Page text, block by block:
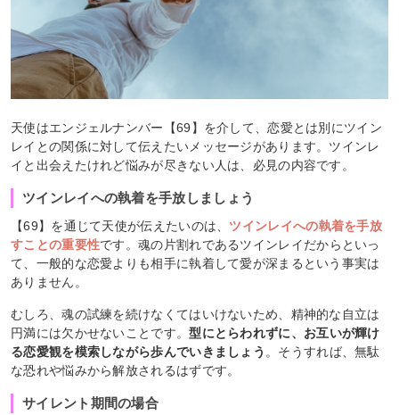
天使はエンジェルナンバー【69】を介して、恋愛とは別にツイン
レイとの関係に対して伝えたいメッセージがあります。ツインレ
イと出会えたけれど悩みが尽きない人は、必見の内容です。
ツインレイへの執着を手放しましょう
【69】を通じて天使が伝えたいのは、 ツインレイへの執着を手放
すことの重要性です。魂の片割れであるツインレイだからといっ
て、一般的な恋愛よりも相手に執着して愛が深まるという事実は
ありません。
むしろ、魂の試練を続けなくてはいけないため、精神的な自立は
円満には欠かせないことです。型にとらわれずに、お互いが輝け
る恋愛観を模索しながら歩んでいきましょう 。そうすれば、無駄
な恐れや悩みから解放されるはずです。
サイレント期間の場合